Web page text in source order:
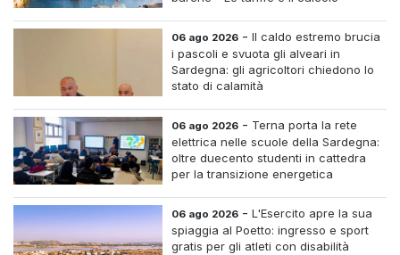
06 ago 2026 -Il caldo estremo brucia
i pascoli e svuota gli alveari in
Sardegna: gli agricoltori chiedono lo
stato di calamità
06 ago 2026 - Terna porta la rete
elettrica nelle scuole della Sardegna:
oltre duecento studenti in cattedra
per la transizione energetica
06 ago 2026 -L'Esercito apre la sua
spiaggia al Poetto: ingresso e sport
gratis per gli atleti con disabilità